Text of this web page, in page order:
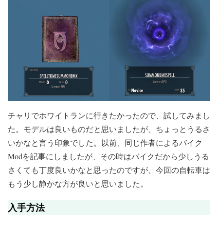
チャリでホワイトランに行きたかったので、試してみまし
た。モデルは良いものだと思いましたが、ちょっとうるさ
いかなと言う印象でした。以前、同じ作者によるバイク
Modを記事にしましたが、その時はバイクだから少しうる
さくても丁度良いかなと思ったのですが、今回の自転車は
もう少し静かな方が良いと思いました。
入手方法